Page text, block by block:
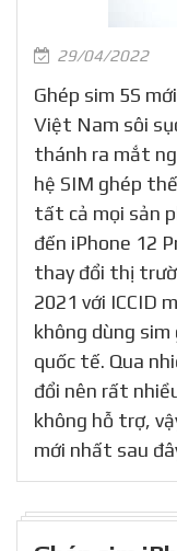
29/04/2022
Ghép sim 5S
Việt Nam sôi
thánh ra mắt
hệ SIM ghép
tất cả mọi sản
đến iPhone 12
thay đổi thị
2021 với ICCID
không dùng
quốc tế. Qua
đổi nên rất
không hỗ trợ,
mới nhất sau